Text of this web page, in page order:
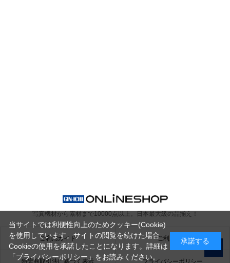
写真機材から素材まで10000点以上。 日本最大級の品揃え！
ご利用ガイド ご利用規約
特定商取引法に基づく表示 プライバシーポリシー
当サイトでは利便性向上のためクッキー(Cookie)
を使用しています。サイトの閲覧を続けた場合
Cookieの使用を承諾したことになります。詳細は
「プライバシーポリシー」 をお読みください。
承諾する